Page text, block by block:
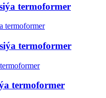
termoformer
termoformer
termoformer